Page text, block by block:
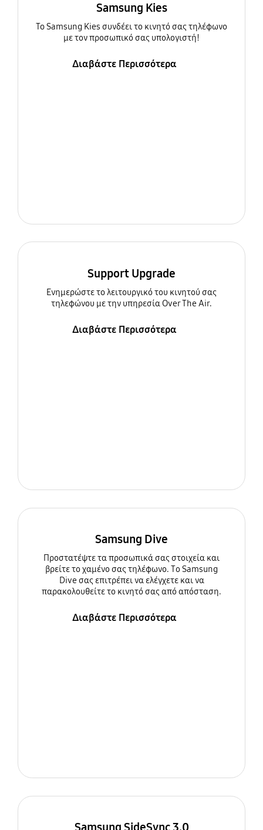
Samsung Kies
To Samsung Kies συνδέει το κινητό σας τηλέφωνο
με τον προσωπικό σας υπολογιστή!
Διαβάστε Περισσότερα
Support Upgrade
Ενημερώστε τo λειτουργικό του κινητού σας
τηλεφώνου με την υπηρεσία Over The Air.
Διαβάστε Περισσότερα
Samsung Dive
Προστατέψτε τα προσωπικά σας στοιχεία και
βρείτε το χαμένο σας τηλέφωνο. Το Samsung
Dive σας επιτρέπει να ελέγχετε και να
παρακολουθείτε το κινητό σας από απόσταση.
Διαβάστε Περισσότερα